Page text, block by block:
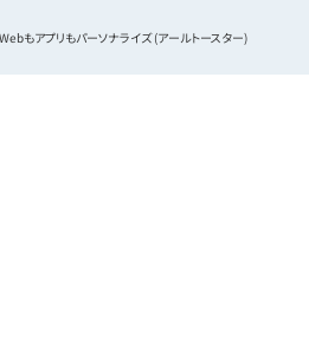
もアプリもパーソナライズ (アールトースター)